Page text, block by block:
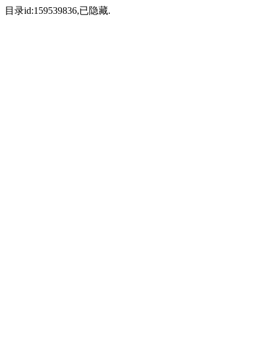
目录id:159539836,已隐藏.